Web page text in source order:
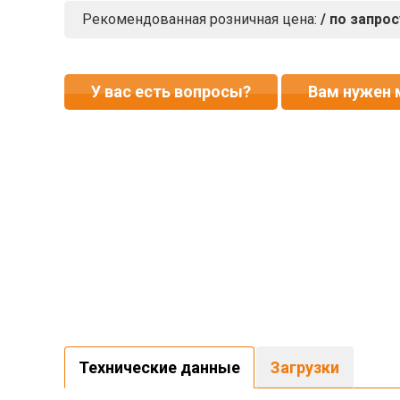
Рекомендованная розничная цена: / по
У вас есть вопросы? Вам нужен
Технические данные Загрузки